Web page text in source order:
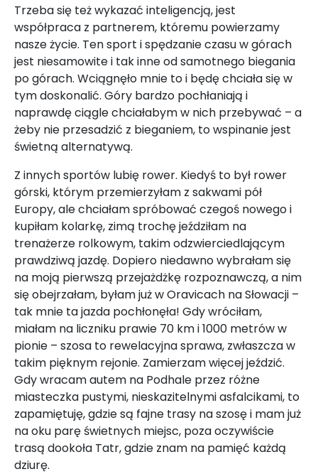
Trzeba się też wykazać inteligencją, jest
współpraca z partnerem, któremu powierzamy
nasze życie. Ten sport i spędzanie czasu w górach
jest niesamowite i tak inne od samotnego biegania
po górach. Wciągnęło mnie to i będę chciała się w
tym doskonalić. Góry bardzo pochłaniają i
naprawdę ciągle chciałabym w nich przebywać – a
żeby nie przesadzić z bieganiem, to wspinanie jest
świetną alternatywą.
Z innych sportów lubię rower. Kiedyś to był rower
górski, którym przemierzyłam z sakwami pół
Europy, ale chciałam spróbować czegoś nowego i
kupiłam kolarkę, zimą trochę jeździłam na
trenażerze rolkowym, takim odzwierciedlającym
prawdziwą jazdę. Dopiero niedawno wybrałam się
na moją pierwszą przejażdżkę rozpoznawczą, a nim
się obejrzałam, byłam już w Oravicach na Słowacji –
tak mnie ta jazda pochłonęła! Gdy wróciłam,
miałam na liczniku prawie 70 km i 1000 metrów w
pionie – szosa to rewelacyjna sprawa, zwłaszcza w
takim pięknym rejonie. Zamierzam więcej jeździć.
Gdy wracam autem na Podhale przez różne
miasteczka pustymi, nieskazitelnymi asfalcikami, to
zapamiętuję, gdzie są fajne trasy na szosę i mam już
na oku parę świetnych miejsc, poza oczywiście
trasą dookoła Tatr, gdzie znam na pamięć każdą
dziurę.